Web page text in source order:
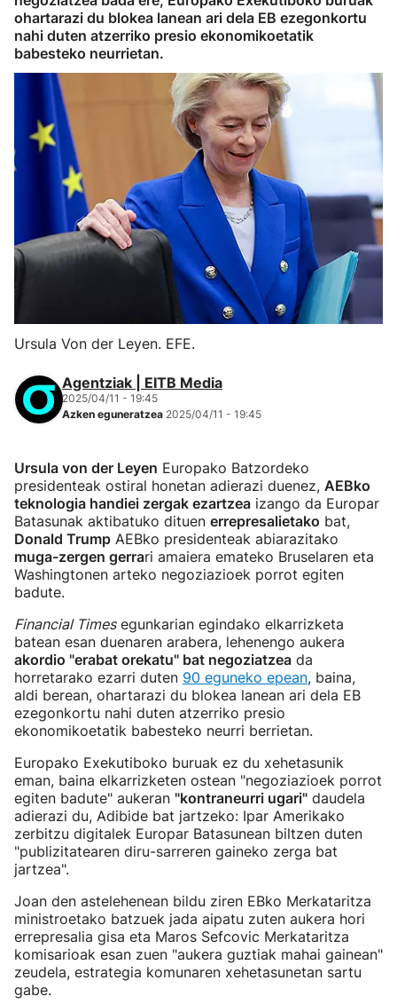
ohartarazi du blokea lanean ari dela EB ezegonkortu
nahi duten atzerriko presio ekonomikoetatik
babesteko neurrietan.
Ursula Von der Leyen. EFE.
Agentziak | EITB Media
2025/04/11 - 19:45
Azken eguneratzea 2025/04/11 - 19:45
Ursula von der Leyen Europako Batzordeko
presidenteak ostiral honetan adierazi duenez, AEBko
teknologia handiei zergak ezartzea izango da Europar
Batasunak aktibatuko dituen errepresalietako bat,
Donald Trump AEBko presidenteak abiarazitako
muga-zergen gerrari amaiera emateko Bruselaren eta
Washingtonen arteko negoziazioek porrot egiten
badute.
Financial Timesegunkarian egindako elkarrizketa
batean esan duenaren arabera, lehenengo aukera
akordio "erabat orekatu" bat negoziatzea da
horretarako ezarri duten 90 eguneko epean, baina,
aldi berean, ohartarazi du blokea lanean ari dela EB
ezegonkortu nahi duten atzerriko presio
ekonomikoetatik babesteko neurri berrietan.
Europako Exekutiboko buruak ez du xehetasunik
eman, baina elkarrizketen ostean "negoziazioek porrot
egiten badute" aukeran "kontraneurri ugari" daudela
adierazi du, Adibide bat jartzeko: Ipar Amerikako
zerbitzu digitalek Europar Batasunean biltzen duten
"publizitatearen diru-sarreren gaineko zerga bat
jartzea".
Joan den astelehenean bildu ziren EBko Merkataritza
ministroetako batzuek jada aipatu zuten aukera hori
errepresalia gisa eta Maros Sefcovic Merkataritza
komisarioak esan zuen "aukera guztiak mahai gainean"
zeudela, estrategia komunaren xehetasunetan sartu
gabe.